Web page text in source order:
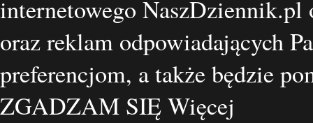
internetowego NaszDziennik.pl
oraz reklam odpowiadających
preferencjom, a także będzie
ZGADZAM SIĘWięcej